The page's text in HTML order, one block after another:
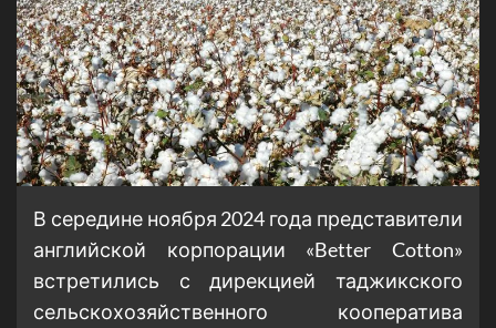
В середине ноября 2024 года представители
английской корпорации «Better Cotton»
встретились с дирекцией таджикского
сельскохозяйственного кооператива